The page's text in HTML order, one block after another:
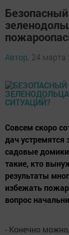
Автор, 24 марта
Совсем скоро
дач устремятся
садовые
такие, кто
результаты
избежать
вопрос
- Конечно